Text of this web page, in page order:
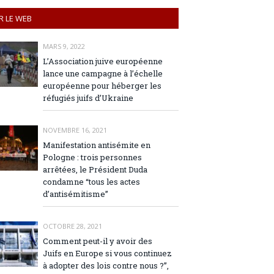
LE WEB
MARS 9, 2022
L’Association juive européenne
lance une campagne à l’échelle
européenne pour héberger les
réfugiés juifs d’Ukraine
NOVEMBRE 16, 2021
Manifestation antisémite en
Pologne : trois personnes
arrêtées, le Président Duda
condamne “tous les actes
d’antisémitisme”
OCTOBRE 28, 2021
Comment peut-il y avoir des
Juifs en Europe si vous continuez
à adopter des lois contre nous ?”,